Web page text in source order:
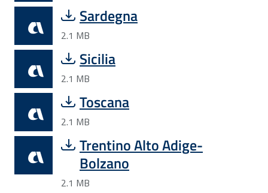
Sardegna
2.1 MB
Sicilia
2.1 MB
Toscana
2.1 MB
Trentino Alto Adige-
Bolzano
2.1 MB